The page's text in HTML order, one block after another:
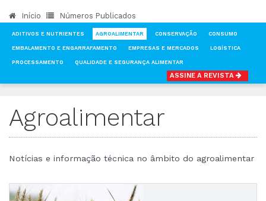
Início Números Publicados
ADITIVOS E NUTRIENTES AGROALIMENTAR CONSERVAÇÃO CONSUMO
EMBALAMENTO E ENGARRAFAMENTO EMPRESAS E MERCADOS LOGÍSTICA
PROCESSAMENTO QUALIDADE E SEGURANÇA ALIMENTAR
ASSINE A REVISTA
Agroalimentar
Notícias e informação técnica no âmbito do agroalimentar